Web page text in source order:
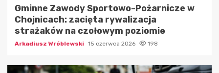
Gminne Zawody Sportowo-Pożarnicze w
Chojnicach: zacięta rywalizacja
strażaków na czołowym poziomie
Arkadiusz Wróblewski 15 czerwca 2026 198